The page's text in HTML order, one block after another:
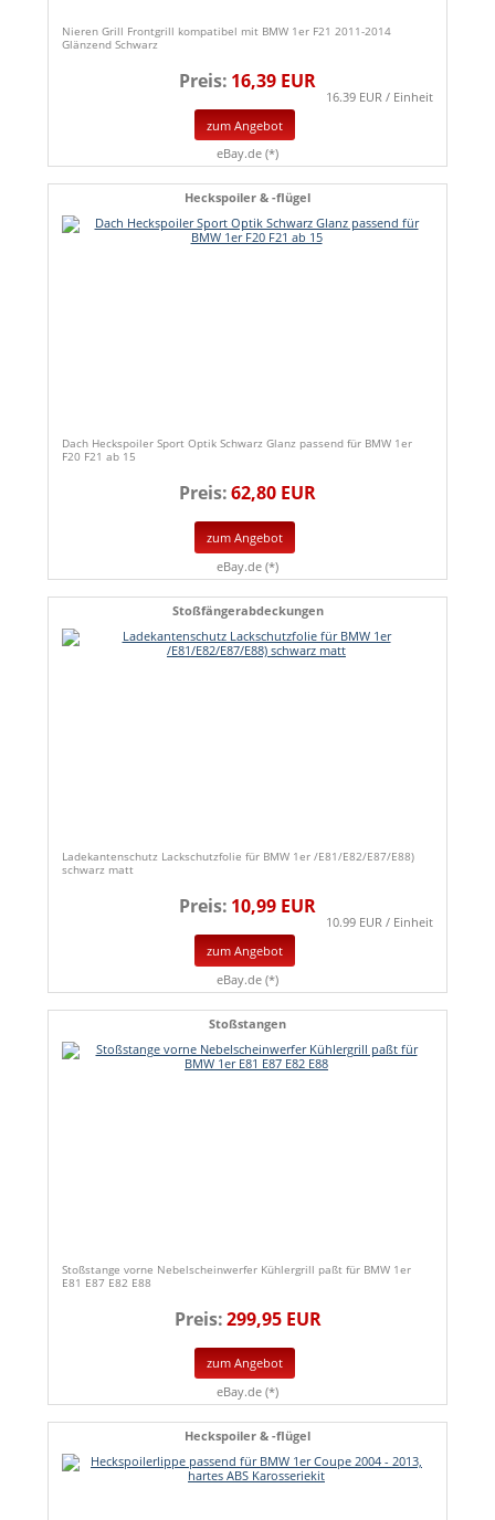
Nieren Grill Frontgrill kompatibel mit BMW 1er F21 2011-2014
Glänzend Schwarz
Preis: 16,39 EUR
16.39 EUR / Einheit
zum Angebot
eBay.de (*)
Heckspoiler & -flügel
Dach Heckspoiler Sport Optik Schwarz Glanz passend für BMW 1er
F20 F21 ab 15
Preis:62,80 EUR
zum Angebot
eBay.de (*)
Stoßfängerabdeckungen
Ladekantenschutz Lackschutzfolie für BMW 1er /E81/E82/E87/E88)
schwarz matt
Preis: 10,99 EUR
10.99 EUR / Einheit
zum Angebot
eBay.de (*)
Stoßstangen
Stoßstange vorne Nebelscheinwerfer Kühlergrill paßt für BMW 1er
E81 E87 E82 E88
Preis:299,95 EUR
zum Angebot
eBay.de (*)
Heckspoiler & -flügel